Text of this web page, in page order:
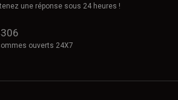
une réponse sous 24 heures !
ouverts 24X7